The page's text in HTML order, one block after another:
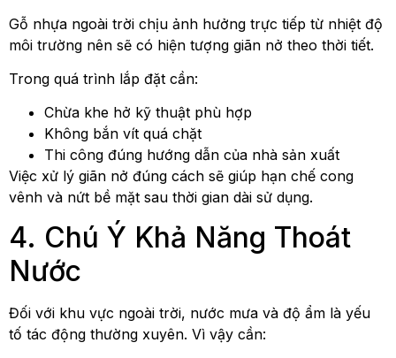
Gỗ nhựa ngoài trời chịu ảnh hưởng trực tiếp từ nhiệt độ
môi trường nên sẽ có hiện tượng giãn nở theo thời tiết.
Trong quá trình lắp đặt cần:
Chừa khe hở kỹ thuật phù hợp
Không bắn vít quá chặt
Thi công đúng hướng dẫn của nhà sản xuất
Việc xử lý giãn nở đúng cách sẽ giúp hạn chế cong
vênh và nứt bề mặt sau thời gian dài sử dụng.
4. Chú Ý Khả Năng Thoát
Nước
Đối với khu vực ngoài trời, nước mưa và độ ẩm là yếu
tố tác động thường xuyên. Vì vậy cần: